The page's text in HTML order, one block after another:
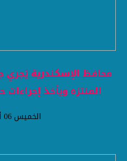
محافظ الإسكندرية
المنتزه ويأخذ
الخميس 06 أغسطس 2026 09:24 مساءً